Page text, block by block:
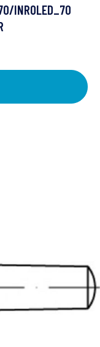
INROLED_70